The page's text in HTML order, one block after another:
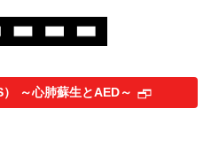
～心肺蘇生とAED～